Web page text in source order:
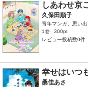
しあわせ京
久保田順子
青年マンガ、思い
1巻
300pt
レビュー投稿数0件
幸せはいつ
桑佳あさ